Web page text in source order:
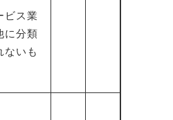
ビス業
に分類
ないも